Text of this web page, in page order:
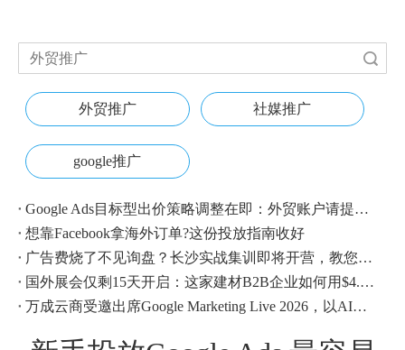
外贸推广 社媒推广
google推广
Google Ads目标型出价策略调整在即：外贸账户请提前校准
想靠Facebook拿海外订单?这份投放指南收好
广告费烧了不见询盘？长沙实战集训即将开营，教您SEM投放+GEO流量收割，把预算变成真订单
国外展会仅剩15天开启：这家建材B2B企业如何用$4.1撬动近500条本地经销商线索？
万成云商受邀出席Google Marketing Live 2026，以AI之力领航出海增长新浪潮